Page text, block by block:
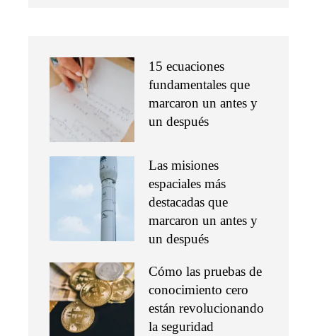
15 ecuaciones
fundamentales que
marcaron un antes y
un después
Las misiones
espaciales más
destacadas que
marcaron un antes y
un después
Cómo las pruebas de
conocimiento cero
están revolucionando
la seguridad